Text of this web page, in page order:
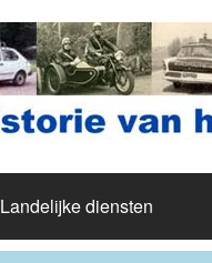
Landelijke diensten